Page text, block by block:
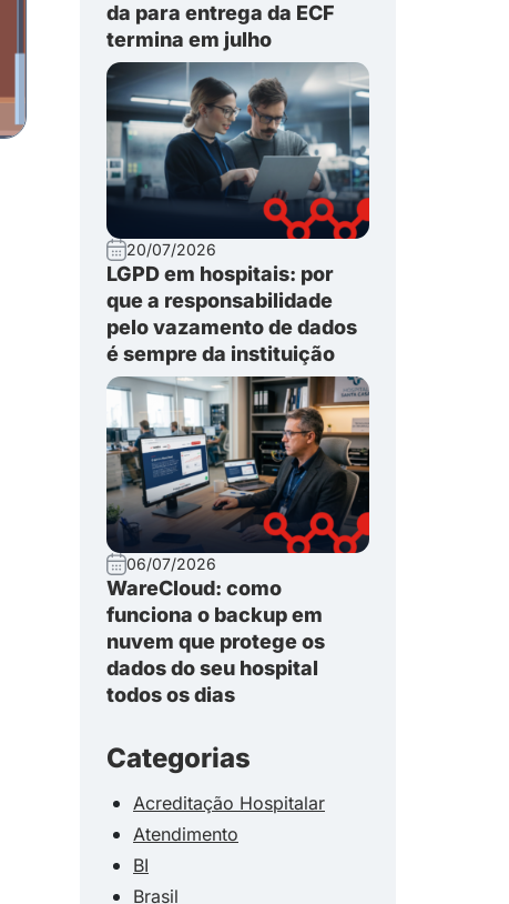
da para entrega da ECF
termina em julho
20/07/2026
LGPD em hospitais: por
que a responsabilidade
pelo vazamento de dados
é sempre da instituição
06/07/2026
WareCloud: como
funciona o backup em
nuvem que protege os
dados do seu hospital
todos os dias
Categorias
Acreditação Hospitalar
Atendimento
BI
Brasil